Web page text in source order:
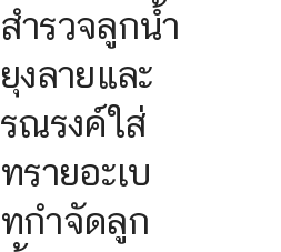
สำรวจลูกน้ำ
ยุงลายและ
รณรงค์ใส่
ทรายอะเบ
ทกำจัดลูก